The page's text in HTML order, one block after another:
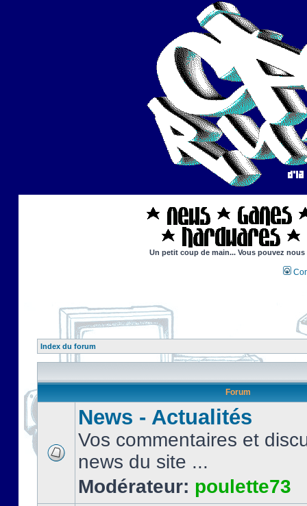
Un petit coup de main... Vous pouvez
Index du forum
Forum
News - Actualités
Vos commentaires et
news du site ...
Modérateur: poulette73